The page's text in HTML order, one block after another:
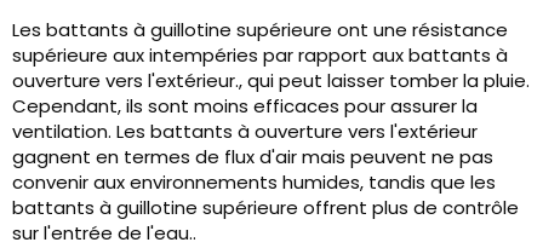
Les battants à guillotine supérieure ont une résistance
supérieure aux intempéries par rapport aux battants à
ouverture vers l'extérieur., qui peut laisser tomber la pluie.
Cependant, ils sont moins efficaces pour assurer la
ventilation. Les battants à ouverture vers l'extérieur
gagnent en termes de flux d'air mais peuvent ne pas
convenir aux environnements humides, tandis que les
battants à guillotine supérieure offrent plus de contrôle
sur l'entrée de l'eau..